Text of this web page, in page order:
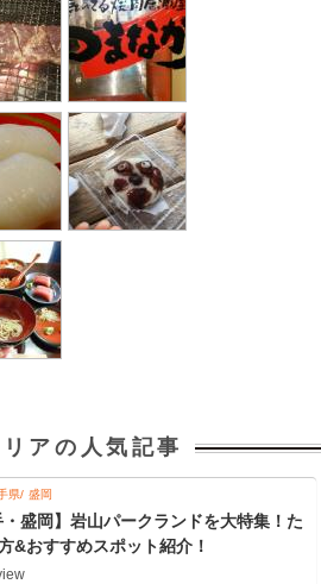
アの人気記事
県 盛岡
・盛岡】岩山パークランドを大特集！た
&おすすめスポット紹介！